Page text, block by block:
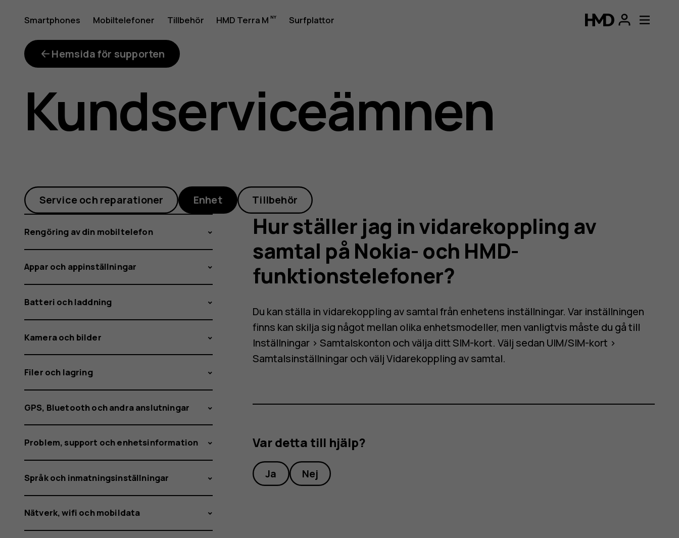
Hur
ställer
jag
in
vidarekoppling
av
samtal
på
Nokia-
och
Smartphones Mobiltelefoner Tillbehör HMD Terra M Surfplattor
Mitt konto
Hemsida för supporten
Kundserviceämnen
Service och reparationer Enhet Tillbehör
Rengöring av din mobiltelefon
Appar och appinställningar
Batteri och laddning
Kamera och bilder
Filer och lagring
GPS, Bluetooth och andra anslutningar
Problem, support och enhetsinformation
Språk och inmatningsinställningar
Nätverk, wifi och mobildata
Hur ställer jag in vidarekoppling av
samtal på Nokia- och HMD-
funktionstelefoner?
Du kan ställa in vidarekoppling av samtal från enhetens inställningar. Var inställningen
finns kan skilja sig något mellan olika enhetsmodeller, men vanligtvis måste du gå till
Inställningar >Samtalskonton och välja ditt SIM-kort. Välj sedan UIM/SIM-kort >
Samtalsinställningaroch väljVidarekoppling av samtal.
Var detta till hjälp?
Ja Nej